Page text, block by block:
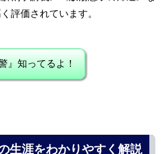
評価されています。
』知ってるよ！
生涯をわかりやすく解説